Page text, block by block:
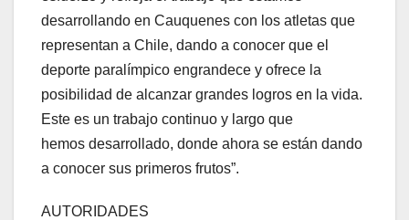
desarrollando en Cauquenes con los atletas que
representan a Chile, dando a conocer que el
deporte paralímpico engrandece y ofrece la
posibilidad de alcanzar grandes logros en la vida.
Este es un trabajo continuo y largo que
hemos desarrollado, donde ahora se están dando
a conocer sus primeros frutos”.
AUTORIDADES